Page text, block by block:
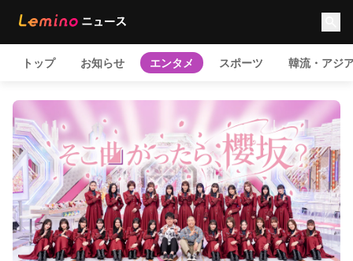
トップ お知らせ エンタメ スポーツ 韓流・アジ